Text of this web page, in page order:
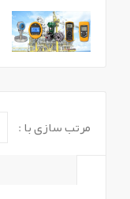
مرتب سازی با :